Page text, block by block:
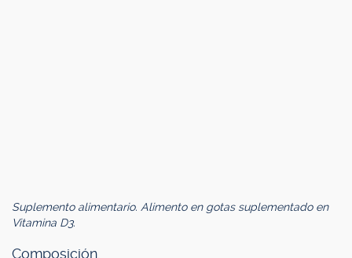
Suplemento alimentario. Alimento en gotas suplementado en
Vitamina D3.
Composición.